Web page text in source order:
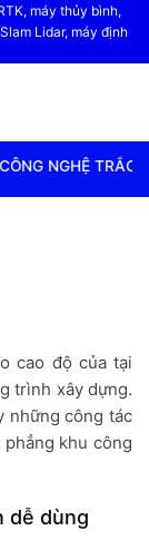
máy thủy bình,
Lidar, máy định
ĐỊA VIỆT NAM
cao độ của tại
trình xây dựng.
những công tác
khu công
dễ dùng